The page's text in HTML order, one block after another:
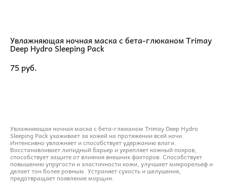
Увлажняющая ночная маска с бета-глюканом Trimay
Deep Hydro Sleeping Pack
75 pуб.
Увлажняющая ночная маска с бета-глюканом Trimay Deep Hydro
Sleeping Pack ухаживает за кожей на протяжении всей ночи.
Интенсивно увлажняет и способствует удержанию влаги.
Восстанавливает липидный барьер и укрепляет кожный покров,
способствует защите от влияния внешних факторов. Способствует
повышению упругости и эластичности кожи, улучшает микрорельеф и
делает тон более ровным. Устраняет сухость и шелушения,
предотвращает появление морщин.